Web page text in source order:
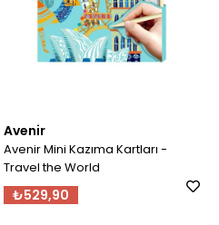
Avenir
Avenir Mini Kazıma Kartları -
Travel the World
₺529,90